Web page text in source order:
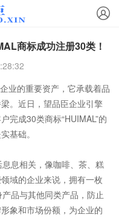
商标成功注册30类！
业的重要资产，它承载着品
。近日，望品臣企业引擎
完成30类商标“HUIMAL”的
基础。
息相关，像咖啡、茶、糕
域的企业来说，拥有一枚
品与其他同类产品，防止
象和市场份额，为企业的